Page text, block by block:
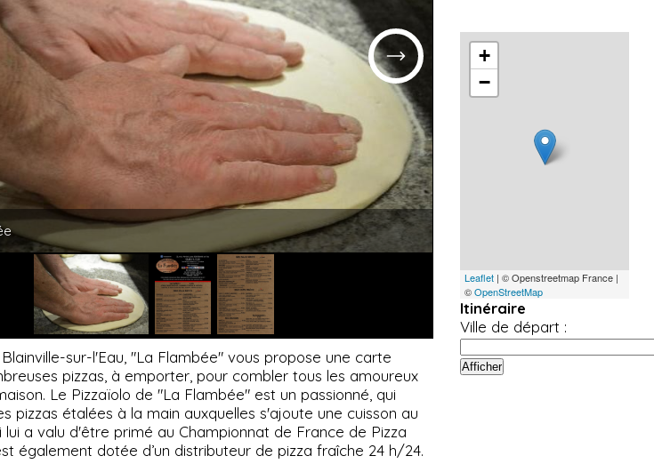
sur-l'Eau, "La Flambée" vous propose une carte
pizzas, à emporter, pour combler tous les amoureux
Le Pizzaïolo de "La Flambée" est un passionné, qui
pizzas étalées à la main auxquelles s'ajoute une cuisson au
lui a valu d'être primé au Championnat de France de Pizza
également dotée d’un distributeur de pizza fraîche 24 h/24.
+
−
Leaflet | © Openstreetmap France |
©OpenStreetMap
Itinéraire
Ville de départ :